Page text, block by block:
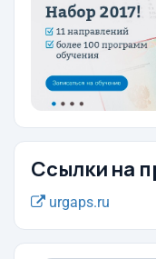
Ссылки на
urgaps.ru